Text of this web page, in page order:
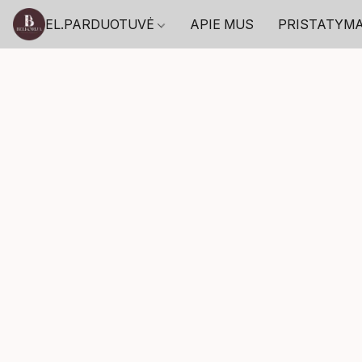
EL.PARDUOTUVĖ APIE MUS